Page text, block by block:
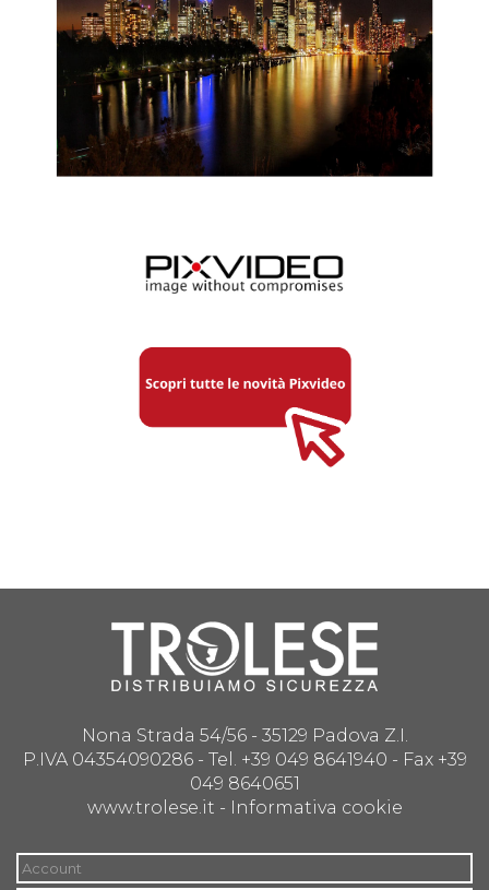
Nona Strada 54/56 - 35129 Padova Z.I.
P.IVA 04354090286 - Tel. +39 049 8641940 - Fax +39
049 8640651
www.trolese.it -
Informativa cookie